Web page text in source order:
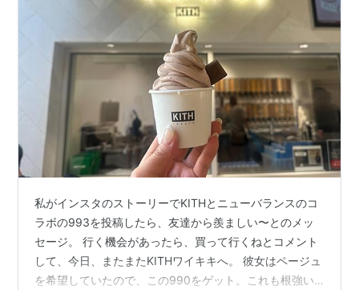
私がインスタのストーリーでKITHとニューバランスのコ
ラボの993を投稿したら、友達から羨ましい〜とのメッ
セージ。 行く機会があったら、買って行くねとコメント
して、今日、またまたKITHワイキキへ。 彼女はページュ
を希望していたので、この990をゲット。これも根強い